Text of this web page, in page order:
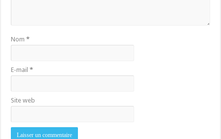
Nom*
E-mail*
Site web